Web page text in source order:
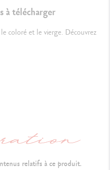
de la couleur
LA MINE
maximum
à télécharger
coloré et le vierge. Découvrez
relatifs à ce produit.